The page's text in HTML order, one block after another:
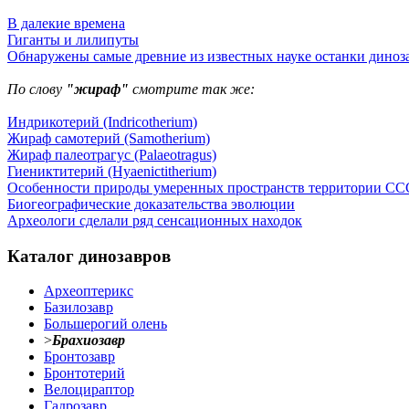
В далекие времена
Гиганты и лилипуты
Обнаружены самые древние из известных науке останки
По слову "жираф" смотрите так же:
Индрикотерий (Indricotherium)
Жираф самотерий (Samotherium)
Жираф палеотрагус (Palaeotragus)
Гиениктитерий (Hyaenictitherium)
Особенности природы умеренных пространств территории
Биогеографические доказательства эволюции
Археологи сделали ряд сенсационных находок
Каталог динозавров
Археоптерикс
Базилозавр
Большерогий олень
>Брахиозавр
Бронтозавр
Бронтотерий
Велоцираптор